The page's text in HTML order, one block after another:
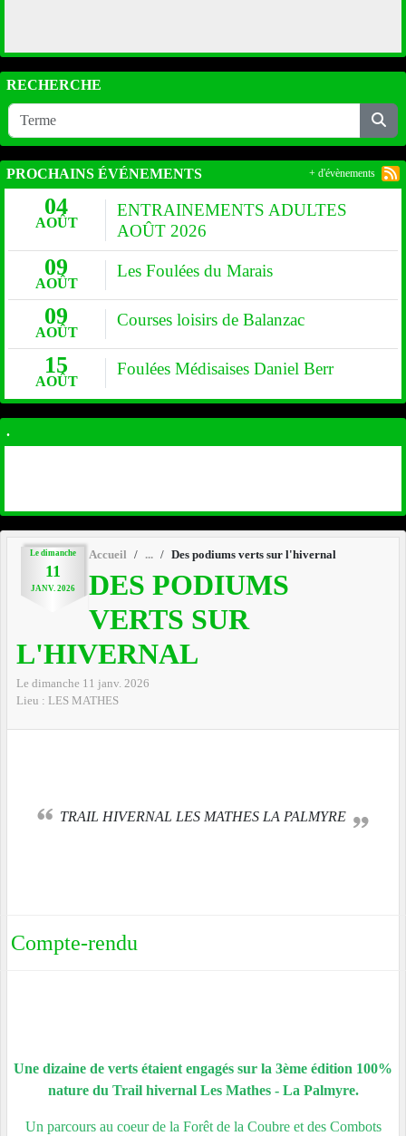
Le dimanche
11
JANV. 2026
Accueil Des podiums verts sur l'hivernal
DES PODIUMS
VERTS SUR
L'HIVERNAL
Le dimanche 11 janv. 2026
Lieu : LES MATHES
TRAIL HIVERNAL LES MATHES LA PALMYRE
Compte-rendu
Une dizaine de verts étaient engagés sur la 3ème édition 100%
nature du Trail hivernal Les Mathes - La Palmyre.
Un parcours au coeur de la Forêt de la Coubre et des Combots
RECHERCHE
PROCHAINS ÉVÉNEMENTS
04
AOÛT
ENTRAINEMENTS ADULTES
AOÛT 2026
09
AOÛT
Les Foulées du Marais
09
AOÛT
Courses loisirs de Balanzac
15
AOÛT
Foulées Médisaises Daniel Berr
+ d'évènements
.